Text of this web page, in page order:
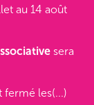
au 14 août
sera
fermé les(...)